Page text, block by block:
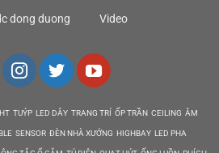
dong duong Video
TUÝP LED DÂY TRANG TRÍ ỐP TRẦN CEILING ÂM
SENSOR ĐÈN NHÀ XƯỞNG HIGHBAY LED PHA